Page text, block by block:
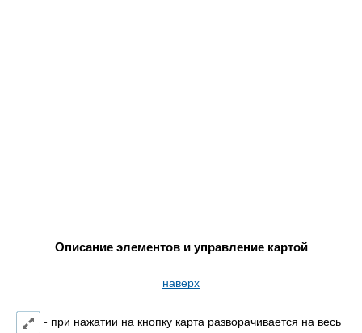
Описание элементов и управление картой
наверх
- при нажатии на кнопку карта разворачивается на весь